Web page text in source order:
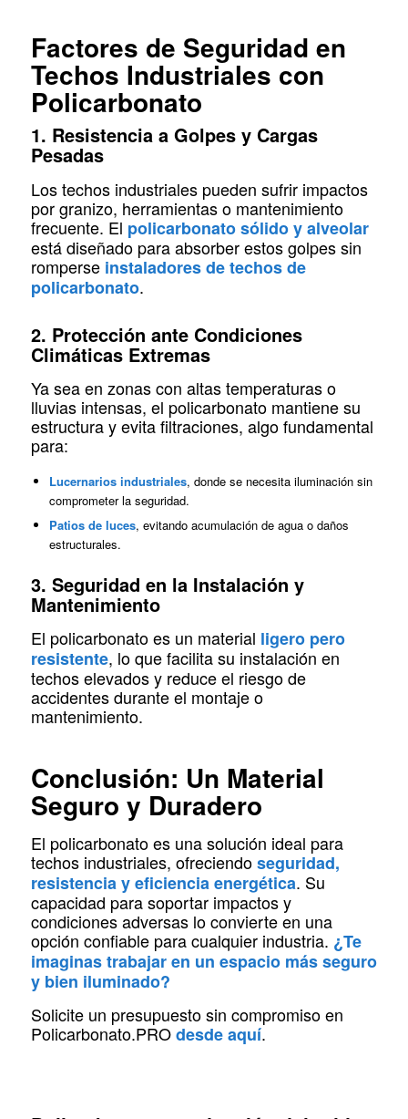
Factores de Seguridad en
Techos Industriales con
Policarbonato
1. Resistencia a Golpes y Cargas
Pesadas
Los techos industriales pueden sufrir impactos
por granizo, herramientas o mantenimiento
frecuente. El policarbonato sólido y alveolar
está diseñado para absorber estos golpes sin
romperse instaladores de techos de
policarbonato.
2. Protección ante Condiciones
Climáticas Extremas
Ya sea en zonas con altas temperaturas o
lluvias intensas, el policarbonato mantiene su
estructura y evita filtraciones, algo fundamental
para:
Lucernarios industriales, donde se necesita iluminación sin
comprometer la seguridad.
Patios de luces, evitando acumulación de agua o daños
estructurales.
3. Seguridad en la Instalación y
Mantenimiento
El policarbonato es un material ligero pero
resistente, lo que facilita su instalación en
techos elevados y reduce el riesgo de
accidentes durante el montaje o
mantenimiento.
Conclusión: Un Material
Seguro y Duradero
El policarbonato es una solución ideal para
techos industriales, ofreciendoseguridad,
resistencia y eficiencia energética. Su
capacidad para soportar impactos y
condiciones adversas lo convierte en una
opción confiable para cualquier industria. ¿Te
imaginas trabajar en un espacio más seguro
y bien iluminado?
Solicite un presupuesto sin compromiso en
Policarbonato.PROdesde aquí.